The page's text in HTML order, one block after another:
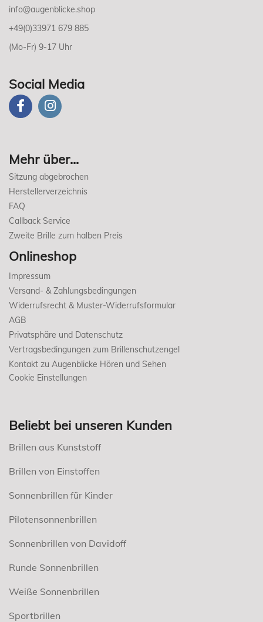
info@augenblicke.shop
+49(0)33971 679 885
(Mo-Fr) 9-17 Uhr
Social Media
Mehr über...
Sitzung abgebrochen
Herstellerverzeichnis
FAQ
Callback Service
Zweite Brille zum halben Preis
Onlineshop
Impressum
Versand- & Zahlungsbedingungen
Widerrufsrecht & Muster-Widerrufsformular
AGB
Privatsphäre und Datenschutz
Vertragsbedingungen zum Brillenschutzengel
Kontakt zu Augenblicke Hören und Sehen
Cookie Einstellungen
Beliebt bei unseren Kunden
Brillen aus Kunststoff
Brillen von Einstoffen
Sonnenbrillen für Kinder
Pilotensonnenbrillen
Sonnenbrillen von Davidoff
Runde Sonnenbrillen
Weiße Sonnenbrillen
Sportbrillen